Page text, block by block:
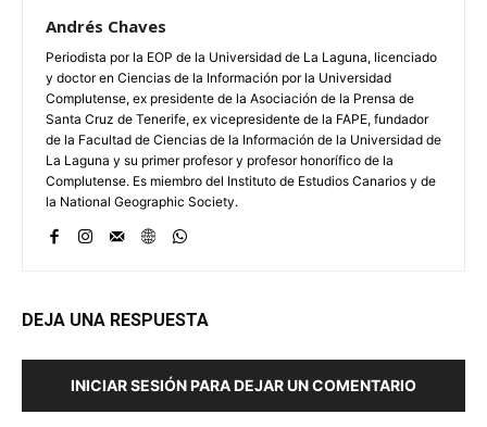
Andrés Chaves
Periodista por la EOP de la Universidad de La Laguna, licenciado
y doctor en Ciencias de la Información por la Universidad
Complutense, ex presidente de la Asociación de la Prensa de
Santa Cruz de Tenerife, ex vicepresidente de la FAPE, fundador
de la Facultad de Ciencias de la Información de la Universidad de
La Laguna y su primer profesor y profesor honorífico de la
Complutense. Es miembro del Instituto de Estudios Canarios y de
la National Geographic Society.
DEJA UNA RESPUESTA
INICIAR SESIÓN PARA DEJAR UN COMENTARIO